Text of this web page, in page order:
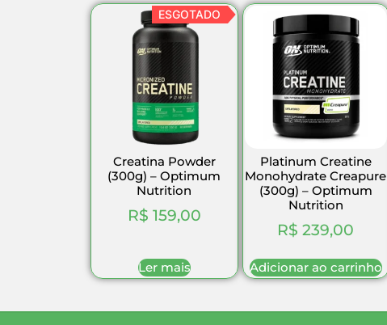
ESGOTADO
Creatina Powder
(300g) – Optimum
Nutrition
R$ 159,00
Ler mais
Platinum Creatine
Monohydrate Creapure
(300g) – Optimum
Nutrition
R$ 239,00
Adicionar ao carrinho